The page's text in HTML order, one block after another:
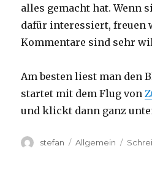
alles gemacht hat. Wenn
dafür interessiert, freuen
Kommentare sind sehr
Am besten liest man den
startet mit dem Flug von
und klickt dann ganz
Autor
stefan Kategorien
Allgemein